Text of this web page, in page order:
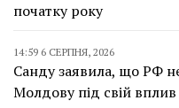
початку року
14:59 6 СЕРПНЯ, 2026
Санду заявила, що РФ
Молдову під свій вплив